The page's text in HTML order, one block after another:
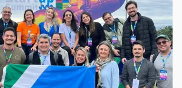
Notícias